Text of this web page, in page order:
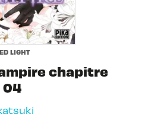
LIGHT
chapitre
04